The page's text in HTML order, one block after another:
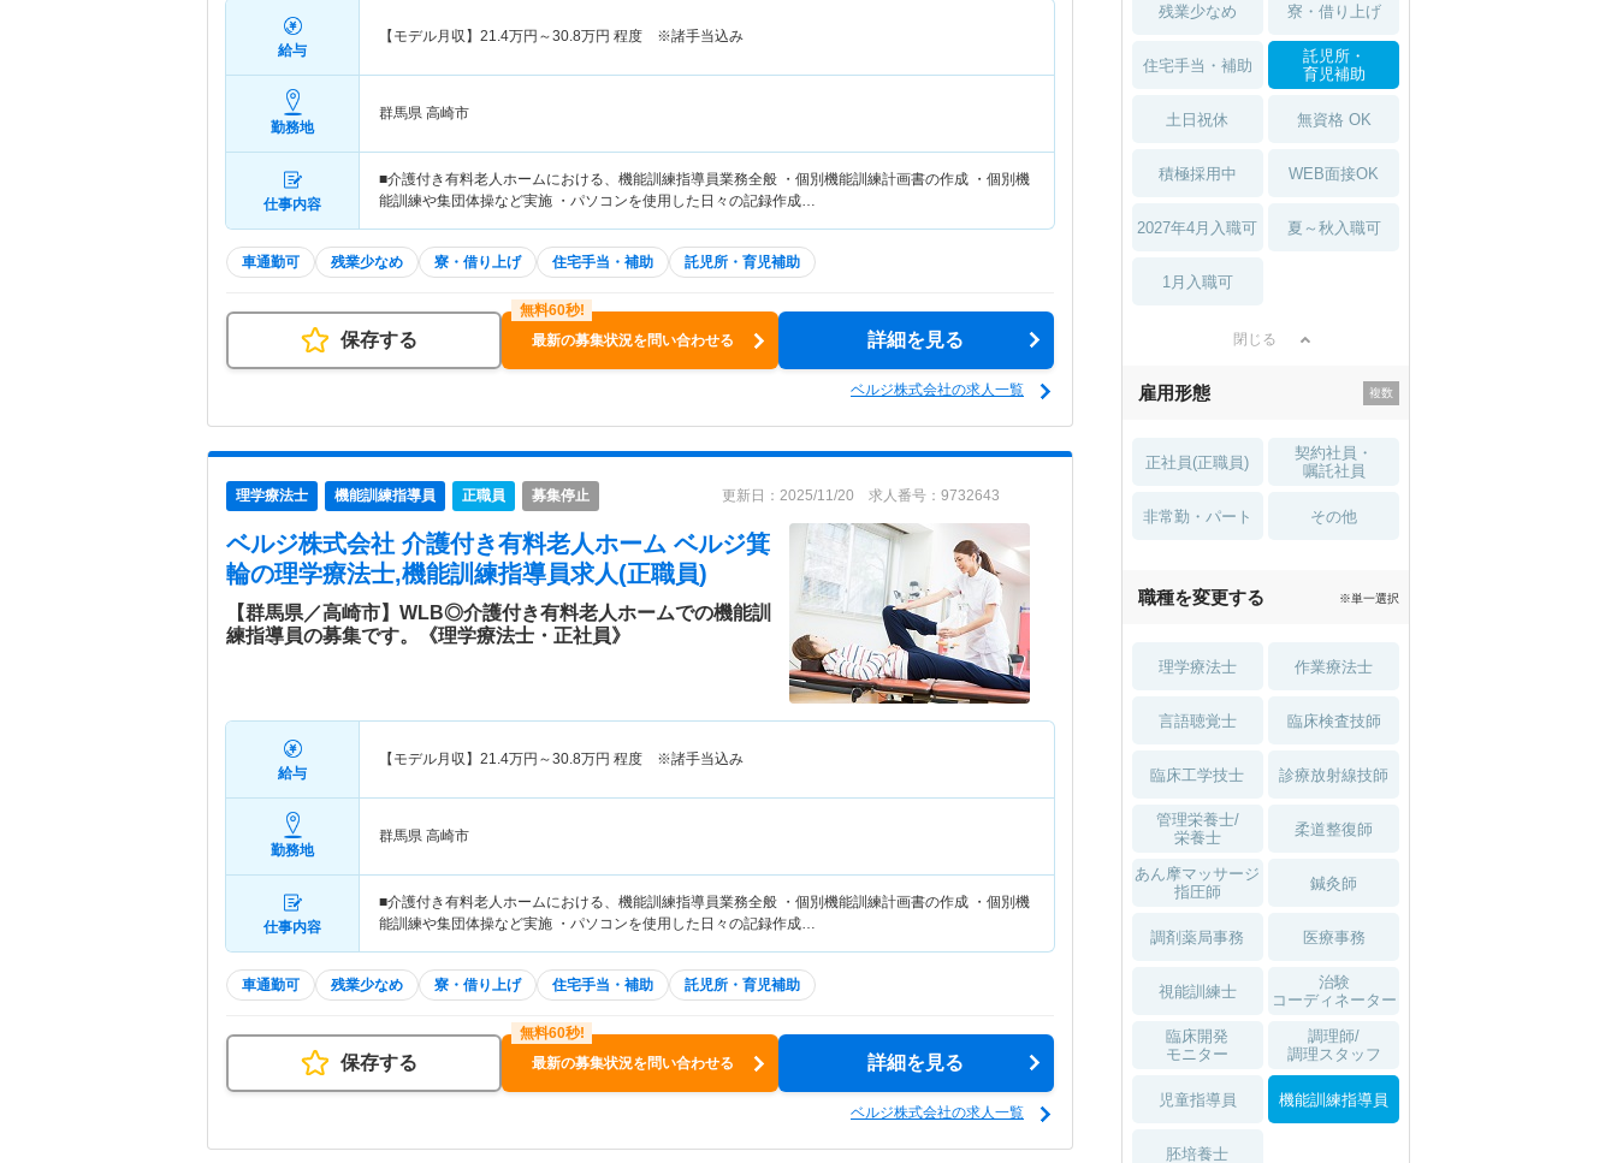
給与
【モデル月収】 21.4万円～30.8万円 程度 ※諸手当込み
勤務地
群馬県 高崎市
仕事内容
■介護付き有料老人ホームにおける、機能訓練指導員業務全般 ・個別機能訓練計画書の作成 ・個別機
能訓練や集団体操など実施 ・パソコンを使用した日々の記録作成…
車通勤可 残業少なめ 寮・借り上げ 住宅手当・補助 託児所・育児補助
保存する 最新の募集状況を問い合わせる 詳細を見る
ベルジ株式会社の求人一覧
理学療法士 機能訓練指導員 正職員 募集停止 更新日：2025/11/20 求人番号：9732643
ベルジ株式会社 介護付き有料老人ホーム ベルジ箕
輪の理学療法士,機能訓練指導員求人(正職員)
【群馬県／高崎市】WLB◎介護付き有料老人ホームでの機能訓
練指導員の募集です。《理学療法士・正社員》
給与
【モデル月収】 21.4万円～30.8万円 程度 ※諸手当込み
勤務地
群馬県 高崎市
仕事内容
■介護付き有料老人ホームにおける、機能訓練指導員業務全般 ・個別機能訓練計画書の作成 ・個別機
能訓練や集団体操など実施 ・パソコンを使用した日々の記録作成…
車通勤可 残業少なめ 寮・借り上げ 住宅手当・補助 託児所・育児補助
保存する 最新の募集状況を問い合わせる 詳細を見る
ベルジ株式会社の求人一覧
残業少なめ 寮・借り上げ
住宅手当・補助
託児所・
育児補助
土日祝休 無資格 OK
積極採用中 WEB面接OK
2027年4月入職可 夏～秋入職可
1月入職可
閉じる
雇用形態
正社員(正職員)
契約社員・
嘱託社員
非常勤・パート その他
職種を変更する ※単一選択
理学療法士 作業療法士
言語聴覚士 臨床検査技師
臨床工学技士 診療放射線技師
管理栄養士/
栄養士
柔道整復師
あん摩マッサージ
指圧師
鍼灸師
調剤薬局事務 医療事務
視能訓練士
治験
コーディネーター
臨床開発
モニター
調理師/
調理スタッフ
児童指導員 機能訓練指導員
胚培養士